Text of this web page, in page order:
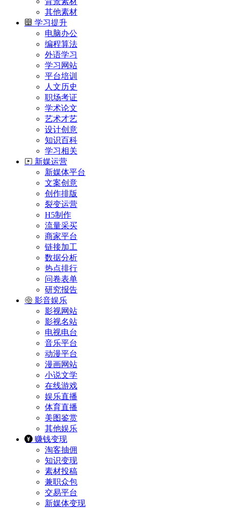
其他素材
学习提升
电脑办公
编程算法
外语学习
学习网站
平台培训
人文历史
职场考证
学术论文
艺术才艺
设计创意
知识百科
学习相关
新媒运营
新媒体平台
文案创意
创作排版
裂变运营
H5制作
流量采买
商家平台
链接加工
数据分析
热点排行
问卷表单
研究报告
影音娱乐
影视网站
影视名站
电视电台
音乐平台
动漫平台
漫画网站
小说文学
在线游戏
娱乐直播
体育直播
美图鉴赏
其他娱乐
赚钱变现
淘客抽佣
知识变现
素材投稿
兼职众包
交易平台
新媒体变现